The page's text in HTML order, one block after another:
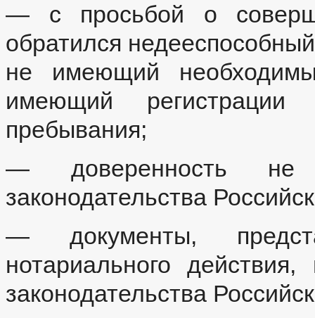
— с просьбой о
обратился
не имеющий
имеющий
пребывания;
— доверенность не
законодательства
— документы,
нотариального
законодательства